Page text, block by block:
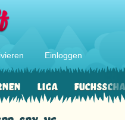
Einloggen
Liga